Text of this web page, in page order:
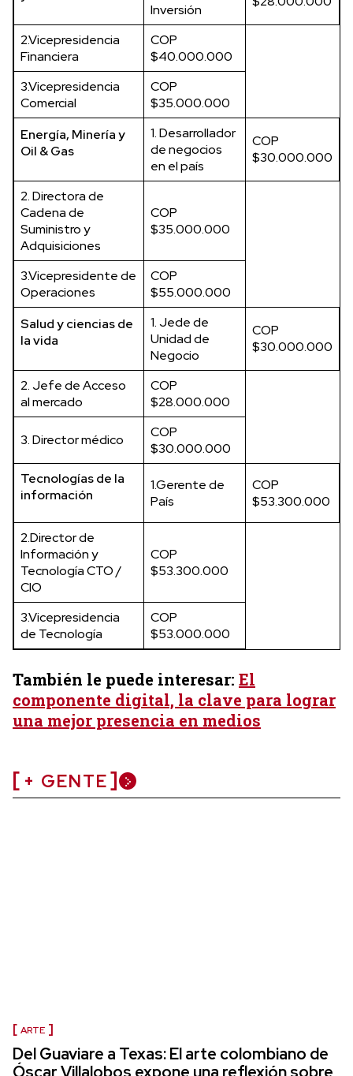
Inversión
2.Vicepresidencia
Financiera
COP
$40.000.000
3.Vicepresidencia
Comercial
COP
$35.000.000
Energía, Minería y
Oil & Gas
1. Desarrollador
de negocios
en el país
COP
$30.000.000
2. Directora de
Cadena de
Suministro y
Adquisiciones
COP
$35.000.000
3.Vicepresidente de
Operaciones
COP
$55.000.000
Salud y ciencias de
la vida
1. Jede de
Unidad de
Negocio
COP
$30.000.000
2. Jefe de Acceso
al mercado
COP
$28.000.000
3. Director médico
COP
$30.000.000
Tecnologías de la
información
1.Gerente de
País
COP
$53.300.000
2.Director de
Información y
Tecnología CTO /
CIO
COP
$53.300.000
3.Vicepresidencia
de Tecnología
COP
$53.000.000
También le puede interesar: El
componente digital, la clave para lograr
una mejor presencia en medios
+ GENTE
ARTE
Del Guaviare a Texas: El arte colombiano de